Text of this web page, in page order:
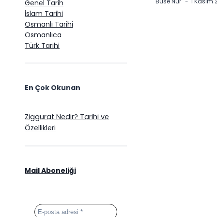
Genel Tarih
İslam Tarihi
Osmanlı Tarihi
Osmanlıca
Türk Tarihi
En Çok Okunan
Ziggurat Nedir? Tarihi ve
Özellikleri
Mail Aboneliği